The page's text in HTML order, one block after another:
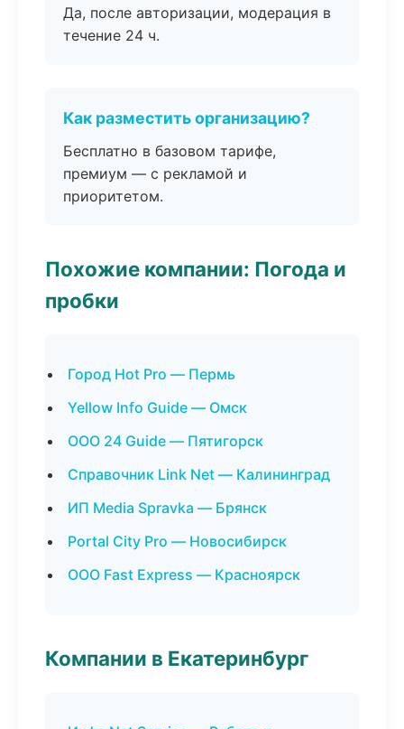
Да, после авторизации, модерация в
течение 24 ч.
Как разместить организацию?
Бесплатно в базовом тарифе,
премиум — с рекламой и
приоритетом.
Похожие компании: Погода и
пробки
Город Hot Pro — Пермь
Yellow Info Guide — Омск
ООО 24 Guide — Пятигорск
Справочник Link Net — Калининград
ИП Media Spravka — Брянск
Portal City Pro — Новосибирск
ООО Fast Express — Красноярск
Компании в Екатеринбург